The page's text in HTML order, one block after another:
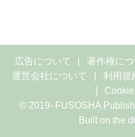
広告について 著作権につ
運営会社について
利用規
© 2019- FUSOSHA
Built on the